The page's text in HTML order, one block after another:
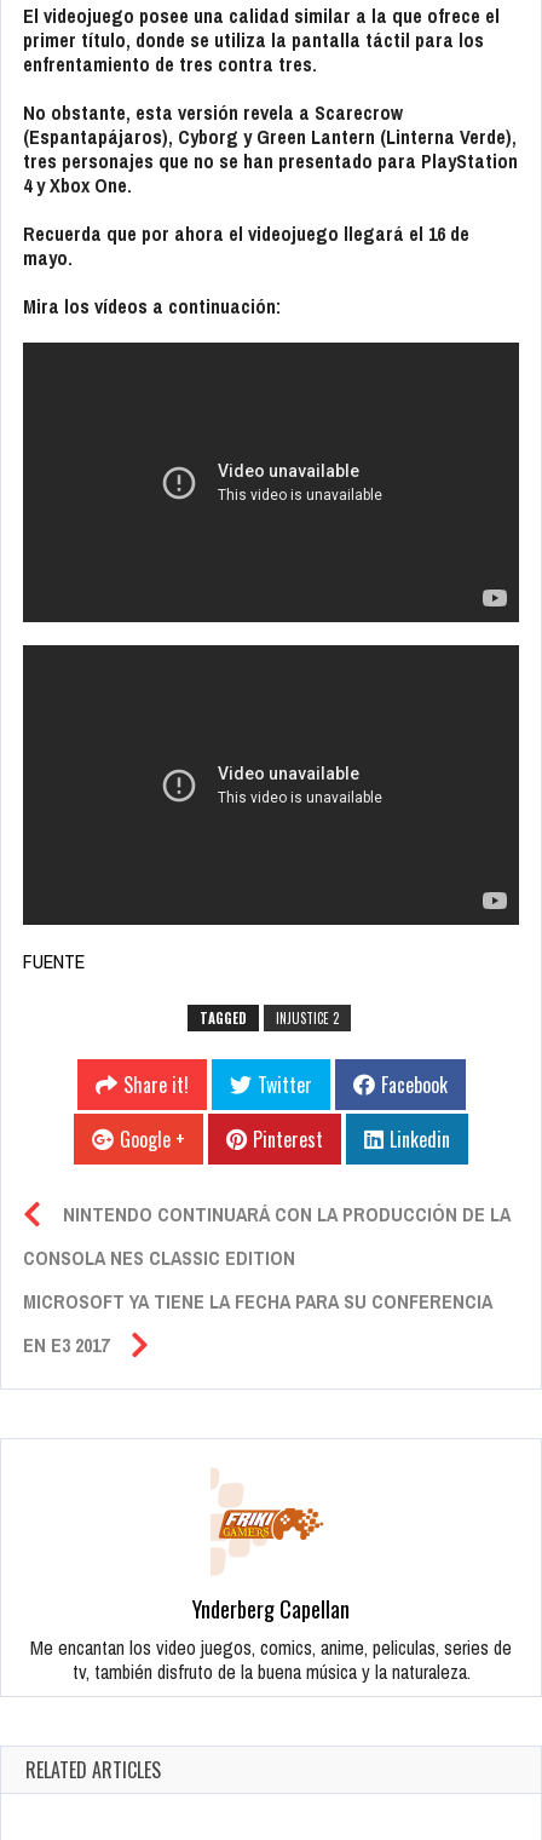
El videojuego posee una calidad similar a la que ofrece el
primer título, donde se utiliza la pantalla táctil para los
enfrentamiento de tres contra tres.
No obstante, esta versión revela a Scarecrow
(Espantapájaros), Cyborg y Green Lantern (Linterna Verde),
tres personajes que no se han presentado para PlayStation
4yXbox One.
Recuerda que por ahora el videojuego llegará el 16 de
mayo.
Mira los vídeos a continuación:
FUENTE
TAGGED INJUSTICE 2
Share it! Twitter
Facebook
Google +
Pinterest Linkedin
NINTENDO CONTINUARÁ CON LA PRODUCCIÓN DE LA
CONSOLA NES CLASSIC EDITION
MICROSOFT YA TIENE LA FECHA PARA SU CONFERENCIA
EN E3 2017
Ynderberg Capellan
Me encantan los video juegos, comics, anime, peliculas, series de
tv, también disfruto de la buena música y la naturaleza.
RELATED ARTICLES